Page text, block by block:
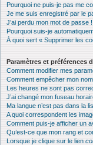
Pourquoi ne puis-je pas me
Je me suis enregistré par le
J’ai perdu mon mot de passe !
Pourquoi suis-je
À quoi sert « Supprimer les
Paramètres et préférences
Comment modifier mes
Comment empêcher mon
Les heures ne sont pas
J’ai changé mon fuseau
Ma langue n’est pas dans la
A quoi correspondent les
Comment puis-je afficher un
Qu’est-ce que mon rang et
Lorsque je clique sur le lien